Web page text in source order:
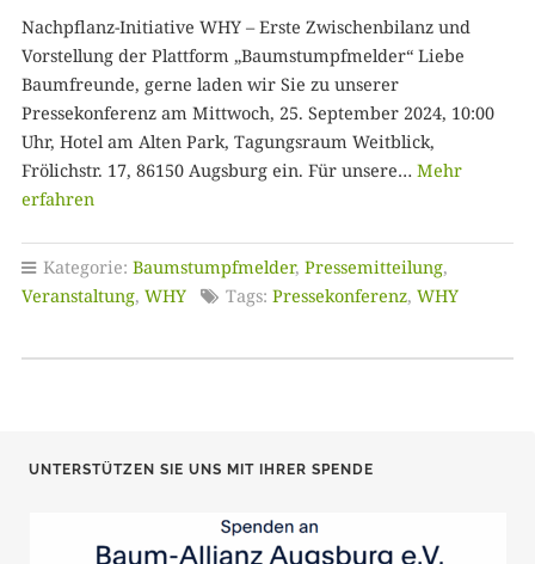
Nachpflanz-Initiative WHY – Erste Zwischenbilanz und
Vorstellung der Plattform „Baumstumpfmelder“ Liebe
Baumfreunde, gerne laden wir Sie zu unserer
Pressekonferenz am Mittwoch, 25. September 2024, 10:00
Uhr, Hotel am Alten Park, Tagungsraum Weitblick,
Frölichstr. 17, 86150 Augsburg ein. Für unsere… Mehr
erfahren
Kategorie: Baumstumpfmelder, Pressemitteilung,
Veranstaltung, WHY Tags: Pressekonferenz, WHY
UNTERSTÜTZEN SIE UNS MIT IHRER SPENDE